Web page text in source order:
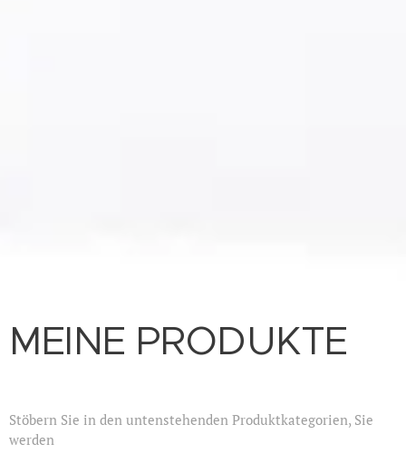
MEINE PRODUKTE
Stöbern Sie in den untenstehenden Produktkategorien, Sie
werden